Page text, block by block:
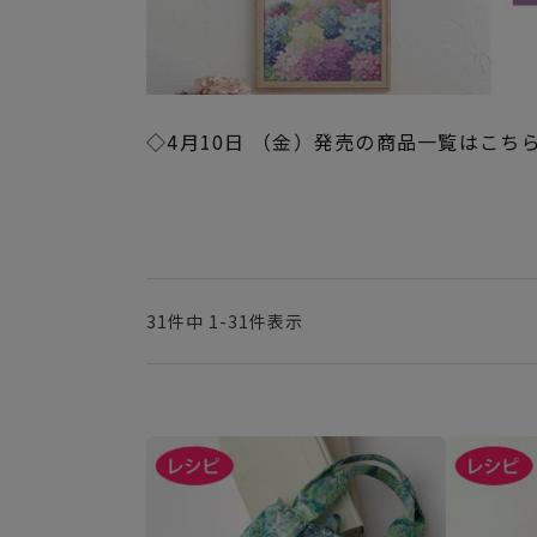
◇4月10日 （金）発売の商品一覧はこち
31 件中 1 -31 件表示